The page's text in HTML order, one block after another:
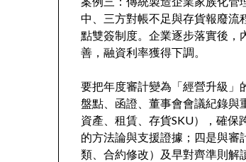
中、三方對帳不足與存貨報廢流
點雙簽制度。企業逐步落實後，
善，融資利率獲得下調。
要把年度審計變為「經營升級」
盤點、函證、董事會會議紀錄與
資產、租賃、存貨SKU），確保
的方法論與支援證據；四是與審
類、合約修改）及早對齊準則解